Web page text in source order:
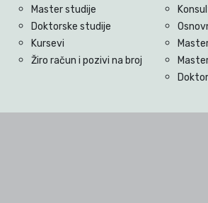
Master studije
Doktorske studije
Kursevi
Žiro račun i pozivi na broj